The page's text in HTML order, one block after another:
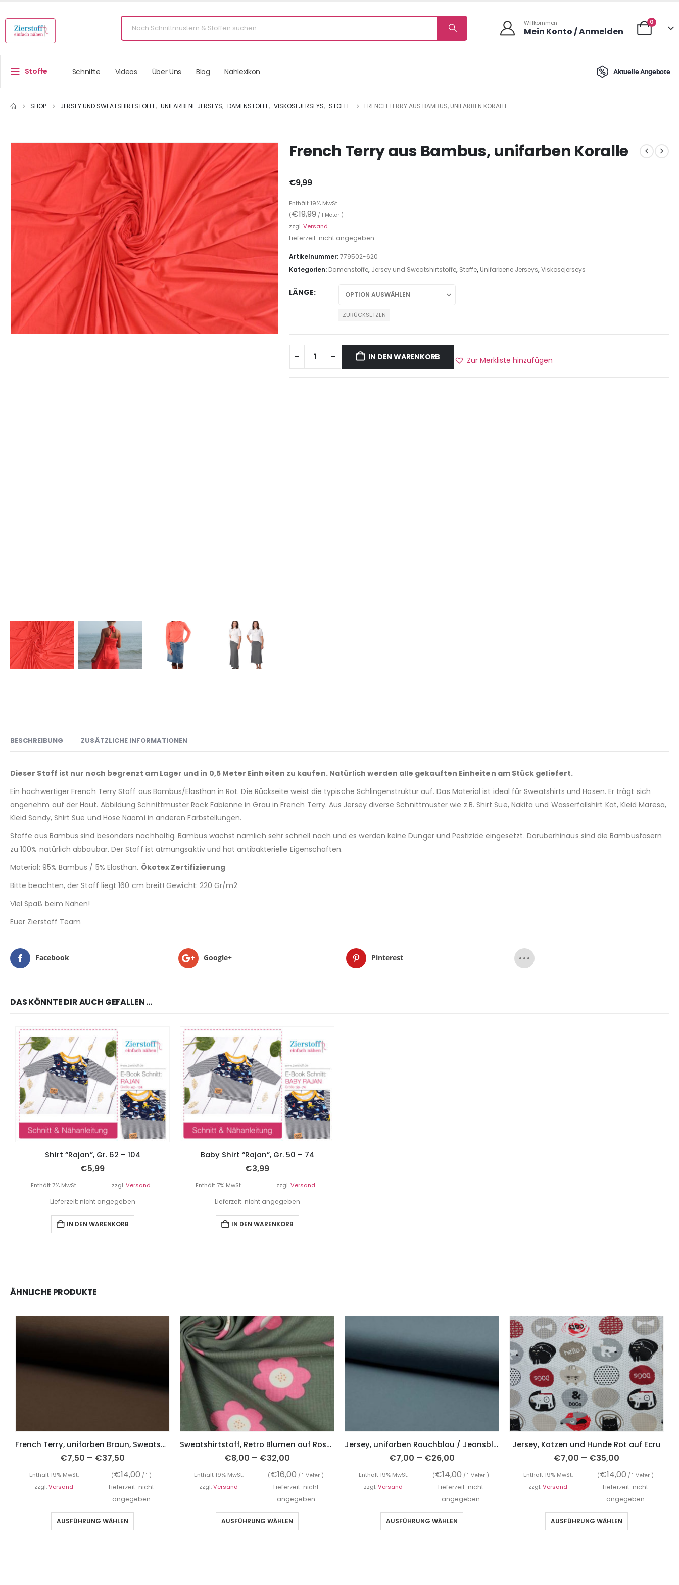
Willkommen
Mein Konto / Anmelden
0
Stoffe Schnitte Videos Über Uns Blog Nählexikon Aktuelle Angebote
SHOP JERSEY UND SWEATSHIRTSTOFFE, UNIFARBENE JERSEYS, DAMENSTOFFE, VISKOSEJERSEYS, STOFFE FRENCH TERRY AUS BAMBUS, UNIFARBEN KORALLE
French Terry aus Bambus, unifarben Koralle
€9,99
Enthält 19% MwSt.
(€19,99 / 1 Meter )
zzgl.Versand
Lieferzeit: nicht angegeben
Artikelnummer:779502-620
Kategorien: Damenstoffe, Jersey und Sweatshirtstoffe, Stoffe, Unifarbene Jerseys,Viskosejerseys
LÄNGE
ZURÜCKSETZEN
IN DEN WARENKORB Zur Merkliste hinzufügen
BESCHREIBUNG ZUSÄTZLICHE INFORMATIONEN
Dieser Stoff ist nur noch begrenzt am Lager und in 0,5 Meter Einheiten zu kaufen. Natürlich werden alle gekauften Einheiten am Stück geliefert.
Ein hochwertiger French Terry Stoff aus Bambus/Elasthan in Rot. Die Rückseite weist die typische Schlingenstruktur auf. Das Material ist ideal für Sweatshirts und Hosen. Er trägt sich
angenehm auf der Haut. Abbildung Schnittmuster Rock Fabienne in Grau in French Terry. Aus Jersey diverse Schnittmuster wie z.B. Shirt Sue, Nakita und Wasserfallshirt Kat, Kleid Maresa,
Kleid Sandy, Shirt Sue und Hose Naomi in anderen Farbstellungen.
Stoffe aus Bambus sind besonders nachhaltig. Bambus wächst nämlich sehr schnell nach und es werden keine Dünger und Pestizide eingesetzt. Darüberhinaus sind die Bambusfasern
zu 100% natürlich abbaubar. Der Stoff ist atmungsaktiv und hat antibakterielle Eigenschaften.
Material: 95% Bambus / 5% Elasthan. Ökotex Zertifizierung
Bitte beachten, der Stoff liegt 160 cm breit! Gewicht: 220 Gr/m2
Viel Spaß beim Nähen!
Euer Zierstoff Team
Facebook Google+ Pinterest
DAS KÖNNTE DIR AUCH GEFALLEN …
Shirt “Rajan”, Gr. 62 – 104
€5,99
Enthält 7% MwSt. zzgl.Versand
Lieferzeit: nicht angegeben
IN DEN WARENKORB
Baby Shirt “Rajan”, Gr. 50 – 74
€3,99
Enthält 7% MwSt. zzgl.Versand
Lieferzeit: nicht angegeben
IN DEN WARENKORB
ÄHNLICHE PRODUKTE
French Terry, unifarben Braun, Sweatshirtstoff brushed
€7,50 – €37,50
Enthält 19% MwSt. (€14,00 / 1 )
zzgl.Versand
Lieferzeit: nicht
angegeben
AUSFÜHRUNG WÄHLEN
Sweatshirtstoff, Retro Blumen auf Rosa auf Grün
€8,00 – €32,00
Enthält 19% MwSt. (€16,00 / 1 Meter )
zzgl.Versand
Lieferzeit: nicht
angegeben
AUSFÜHRUNG WÄHLEN
Jersey, unifarben Rauchblau / Jeansblau
€7,00 – €26,00
Enthält 19% MwSt. (€14,00 / 1 Meter )
zzgl.Versand
Lieferzeit: nicht
angegeben
AUSFÜHRUNG WÄHLEN
Jersey, Katzen und Hunde Rot auf Ecru
€7,00 – €35,00
Enthält 19% MwSt. (€14,00 / 1 Meter )
zzgl.Versand
Lieferzeit: nicht
angegeben
AUSFÜHRUNG WÄHLEN